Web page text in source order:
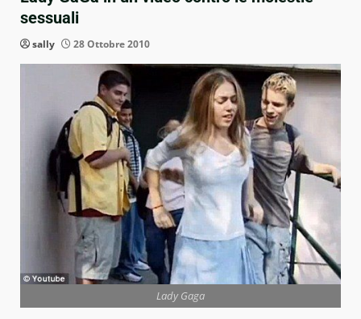
sessuali
sally 28 Ottobre 2010
Lady Gaga